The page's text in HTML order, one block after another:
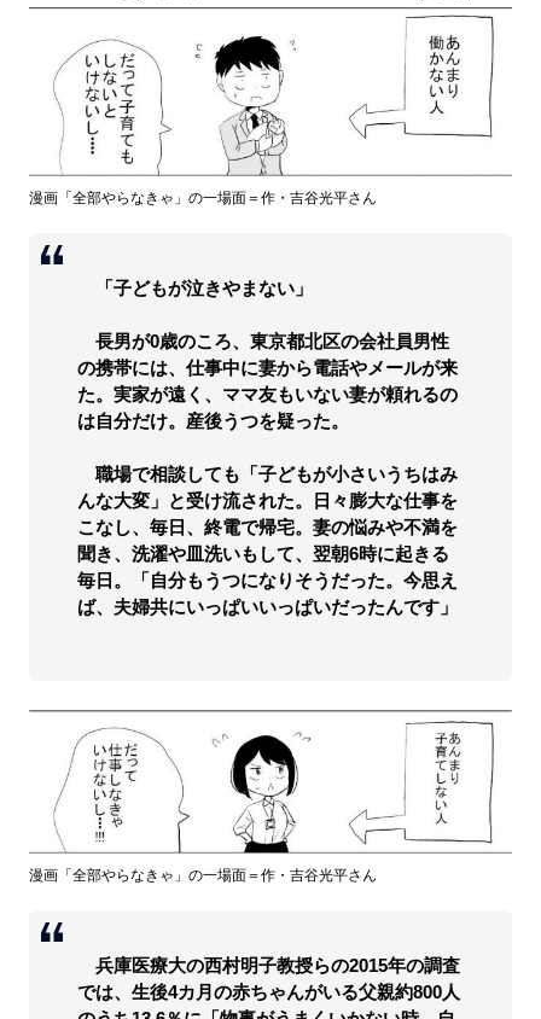
漫画「全部やらなきゃ」の一場面＝作・吉谷光平さん
「子どもが泣きやまない」
長男が0歳のころ、東京都北区の会社員男性
の携帯には、仕事中に妻から電話やメールが来
た。実家が遠く、ママ友もいない妻が頼れるの
は自分だけ。産後うつを疑った。
職場で相談しても「子どもが小さいうちはみ
んな大変」と受け流された。日々膨大な仕事を
こなし、毎日、終電で帰宅。妻の悩みや不満を
聞き、洗濯や皿洗いもして、翌朝6時に起きる
毎日。「自分もうつになりそうだった。今思え
ば、夫婦共にいっぱいいっぱいだったんです」
漫画「全部やらなきゃ」の一場面＝作・吉谷光平さん
兵庫医療大の西村明子教授らの2015年の調査
では、生後4カ月の赤ちゃんがいる父親約800人